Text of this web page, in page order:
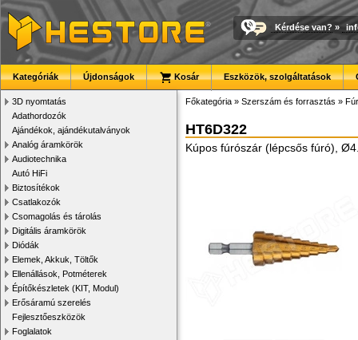
Kérdése van? »
Kategóriák Újdonságok Kosár Eszközök, szolgáltatások
3D nyomtatás
Adathordozók
Ajándékok, ajándékutalványok
Analóg áramkörök
Audiotechnika
Autó HiFi
Biztosítékok
Csatlakozók
Csomagolás és tárolás
Digitális áramkörök
Diódák
Elemek, Akkuk, Töltők
Ellenállások, Potméterek
Építőkészletek (KIT, Modul)
Erősáramú szerelés
Fejlesztőeszközök
Foglalatok
Főkategória » Szerszám és forrasztás »
HT6D322
Kúpos fúrószár (lépcsős fúró),